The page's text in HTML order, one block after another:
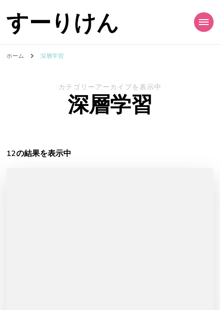
すーりけん
ホーム 深層学習
カテゴリーアーカイブを表示中
深層学習
12の結果を表示中